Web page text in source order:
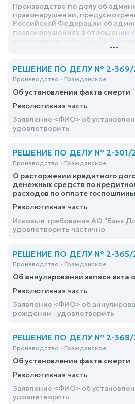
Производство по делу об
правонарушении,
Российской Федерации об
правонарушениях в отношении
Федерации об
...
РЕШЕНИЕ ПО ДЕЛУ № 2-369/
Производство - Гражданское
Об установлении факта смерти
Резолютивная часть
Заявление <ФИО> об
удовлетворить
РЕШЕНИЕ ПО ДЕЛУ № 2-301/
Производство - Гражданское
О расторжении кредитного
денежных средств по
расходов по оплате госпошлины
Резолютивная часть
Исковые требования АО "Банк
удовлетворить частично
РЕШЕНИЕ ПО ДЕЛУ № 2-365/
Производство - Гражданское
Об аннулировании записи акта
Резолютивная часть
Заявление <ФИО> об
рождении - удовлетворить
РЕШЕНИЕ ПО ДЕЛУ № 2-368/
Производство - Гражданское
Об установлении факта смерти
Резолютивная часть
Заявление <ФИО> об
удовлетворить